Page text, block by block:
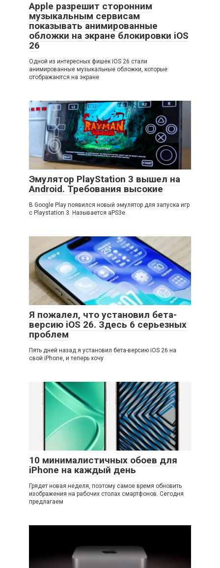
Apple разрешит сторонним
музыкальным сервисам
показывать анимированные
обложки на экране блокировки iOS
26
Одной из интересных фишек iOS 26 стали
анимированные музыкальные обложки, которые
отображаются на экране
Эмулятор PlayStation 3 вышел на
Android. Требования высокие
В Google Play появился новый эмулятор для запуска игр
с Playstation 3. Называется aPS3e.
Я пожалел, что установил бета-
версию iOS 26. Здесь 6 серьезных
проблем
Пять дней назад я установил бета-версию iOS 26 на
свой iPhone, и теперь хочу
10 минималистичных обоев для
iPhone на каждый день
Грядет новая неделя, поэтому самое время обновить
изображения на рабочих столах смартфонов. Сегодня
предлагаем